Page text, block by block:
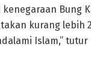
Bung
kurang lebih
Islam,” tutur